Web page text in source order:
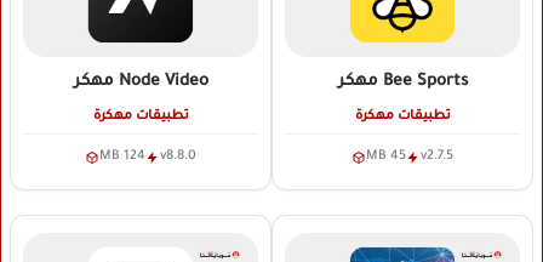
Bee Sports مهكر
تطبيقات مهكرة
v2.7.5
45 MB
Node Video مهكر
تطبيقات مهكرة
v8.8.0
124 MB